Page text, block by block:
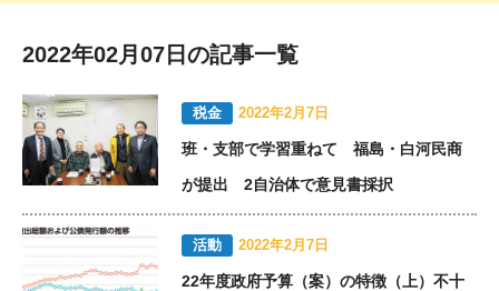
2022年02月07日の記事一覧
税金 2022年2月7日
班・支部で学習重ねて 福島・白河民商
が提出 2自治体で意見書採択
活動 2022年2月7日
22年度政府予算（案）の特徴（上）不十